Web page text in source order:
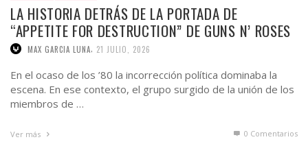
LA HISTORIA DETRÁS DE LA PORTADA DE
“APPETITE FOR DESTRUCTION” DE GUNS N’ ROSES
MAX GARCIA LUNA 21 JULIO, 2026
En el ocaso de los ’80 la incorrección política dominaba la
escena. En ese contexto, el grupo surgido de la unión de los
miembros de …
Ver más 0 Comentarios